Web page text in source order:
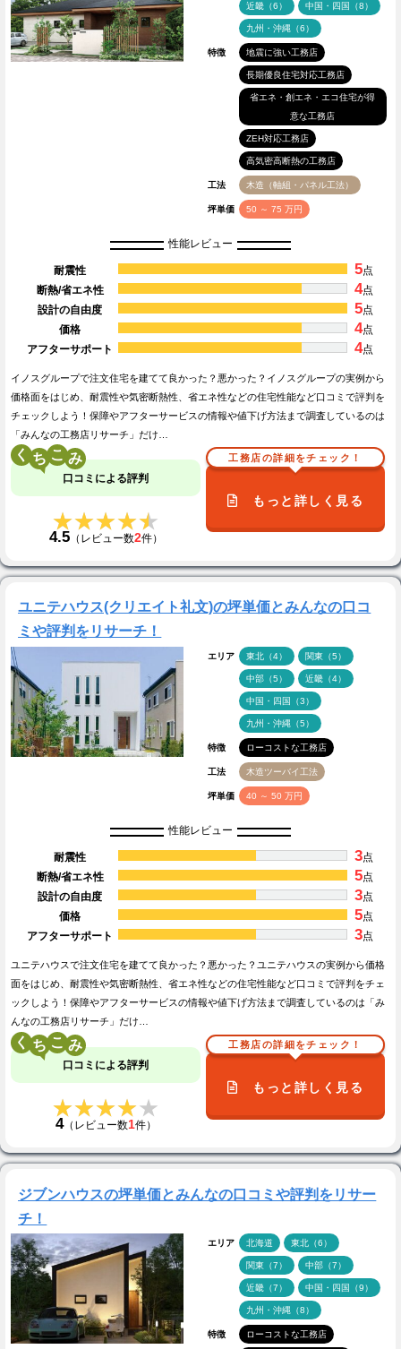
近畿（6） 中国・四国（8）
九州・沖縄（6）
特徴 地震に強い工務店
長期優良住宅対応工務店
省エネ・創エネ・エコ住宅が得
意な工務店
ZEH対応工務店
高気密高断熱の工務店
工法 木造（軸組・パネル工法）
坪単価 50 ～ 75 万円
性能レビュー
耐震性 5点
断熱/省エネ性
4点
設計の自由度
5点
価格
4点
アフターサポート
4点
イノスグループで注文住宅を建てて良かった？悪かった？イノスグループの実例から
価格面をはじめ、耐震性や気密断熱性、省エネ性などの住宅性能など口コミで評判を
チェックしよう！保障やアフターサービスの情報や値下げ方法まで調査しているのは
「みんなの工務店リサーチ」だけ…
く こ
口コミによる評判
★★★★★
★★★★★
4.5（レビュー数2件）
工務店の詳細をチェック！
もっと詳しく見る
ユニテハウス(クリエイト礼文)の坪単価とみんなの口コ
ミや評判をリサーチ！
エリア 東北（4） 関東（5）
中部（5） 近畿（4）
中国・四国（3）
九州・沖縄（5）
特徴 ローコストな工務店
工法 木造ツーバイ工法
坪単価 40 ～ 50 万円
性能レビュー
耐震性 3点
断熱/省エネ性
5点
設計の自由度
3点
価格
5点
アフターサポート
3点
ユニテハウスで注文住宅を建てて良かった？悪かった？ユニテハウスの実例から価格
面をはじめ、耐震性や気密断熱性、省エネ性などの住宅性能など口コミで評判をチェ
ックしよう！保障やアフターサービスの情報や値下げ方法まで調査しているのは「み
んなの工務店リサーチ」だけ…
く こ
口コミによる評判
★★★★★
★★★★★
4（レビュー数1件）
工務店の詳細をチェック！
もっと詳しく見る
ジブンハウスの坪単価とみんなの口コミや評判をリサー
チ！
エリア 北海道 東北（6）
関東（7） 中部（7）
近畿（7） 中国・四国（9）
九州・沖縄（8）
特徴 ローコストな工務店